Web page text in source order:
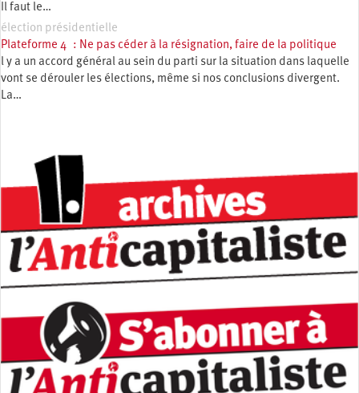
Il faut le…
élection présidentielle
Plateforme 4 : Ne pas céder à la résignation, faire de la politique
l y a un accord général au sein du parti sur la situation dans laquelle
vont se dérouler les élections, même si nos conclusions divergent.
La…